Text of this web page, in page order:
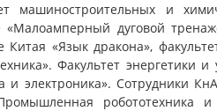
машиностроительных и
дуговой
Китая «Язык дракона»,
Факультет энергетики
электроника». Сотрудники